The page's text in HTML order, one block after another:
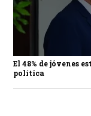
El 48% de jóvenes
política